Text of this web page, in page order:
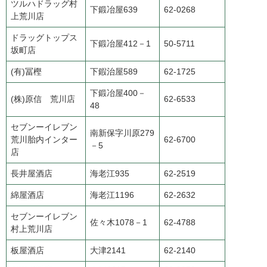
ツルハドラッグ村
上荒川店
下鍛冶屋639 62-0268
ドラッグトップス
坂町店
下鍛冶屋412－1 50-5711
(有)冨樫 下鍜治屋589 62-1725
(株)原信 荒川店
下鍛冶屋400－
48
62-6533
セブンーイレブン
荒川胎内インター
店
南新保字川原279
－5
62-6700
長井屋酒店 海老江935 62-2519
綿屋酒店 海老江1196 62-2632
セブンーイレブン
村上荒川店
佐々木1078－1 62-4788
板屋酒店 大津2141 62-2140